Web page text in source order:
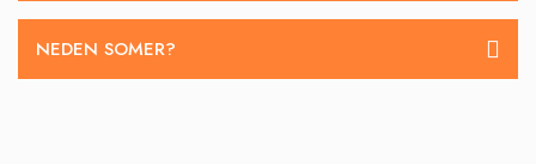
NEDEN SOMER?